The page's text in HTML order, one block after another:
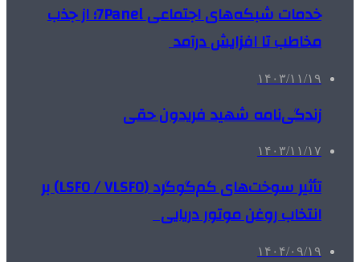
خدمات شبکه‌های اجتماعی 7Panel؛ از جذب
مخاطب تا افزایش درآمد
۱۴۰۳/۱۱/۱۹
زندگی‌نامه شهید فریدون حقی
۱۴۰۳/۱۱/۱۷
تأثیر سوخت‌های کم‌گوگرد (LSFO / VLSFO) بر
انتخاب روغن موتور دریایی
۱۴۰۴/۰۹/۱۹